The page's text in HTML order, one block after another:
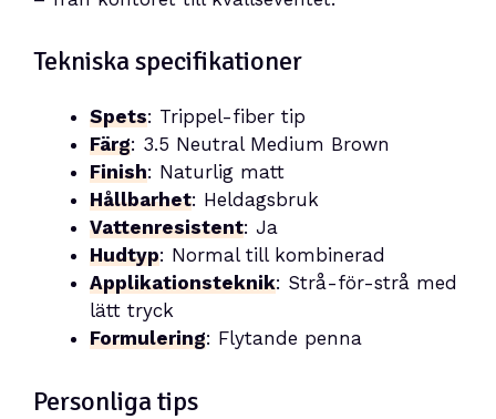
Tekniska specifikationer
Spets: Trippel-fiber tip
Färg: 3.5 Neutral Medium Brown
Finish: Naturlig matt
Hållbarhet: Heldagsbruk
Vattenresistent: Ja
Hudtyp: Normal till kombinerad
Applikationsteknik: Strå-för-strå med
lätt tryck
Formulering: Flytande penna
Personliga tips